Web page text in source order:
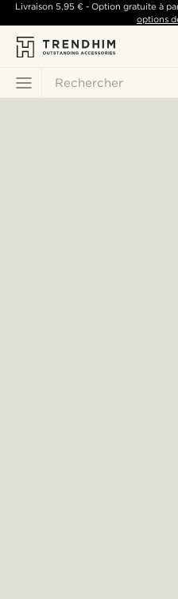
Rechercher
Livraison 5,95 €- Option gratuite à
options